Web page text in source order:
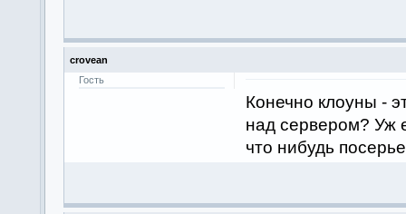
crovean
Гость
Конечно клоуны -
над сервером? Уж
что нибудь